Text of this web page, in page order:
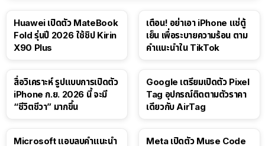
Huawei เปิดตัว MateBook
Fold รุ่นปี 2026 ใช้ชิป Kirin
X90 Plus
เตือน! อย่าเอา iPhone แช่ตู้
เย็น เพื่อระบายความร้อน ตาม
คำแนะนำใน TikTok
สื่อวิเคราะห์ รูปแบบการเปิดตัว
iPhone ก.ย. 2026 นี้ จะมี
“ชีวิตชีวา” มากขึ้น
Google เตรียมเปิดตัว Pixel
Tag อุปกรณ์ติดตามตัวราคา
เดียวกับ AirTag
Microsoft แอบลบคำแนะนำ
Meta เปิดตัว Muse Code